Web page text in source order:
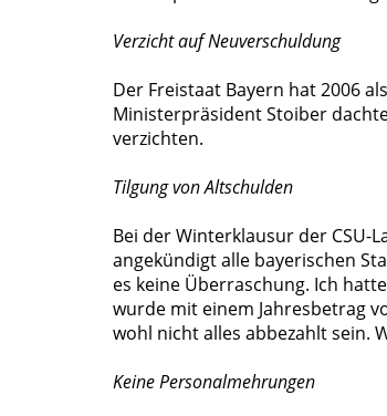
Verzicht auf Neuverschuldung
Der Freistaat Bayern hat 2006
Ministerpräsident Stoiber
verzichten.
Tilgung von Altschulden
Bei der Winterklausur der CSU-
angekündigt alle bayerischen
es keine Überraschung. Ich
wurde mit einem Jahresbetrag
wohl nicht alles abbezahlt sein.
Keine Personalmehrungen